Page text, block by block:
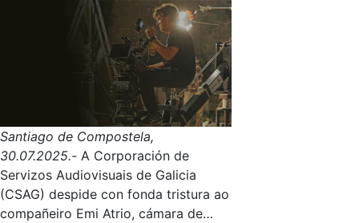
celebra a súa décimo terceira edición
co choque Dépor Abanca-Sporting
Braga. Será o sábado 9 ás 17:00
Santiago de Compostela,
30.07.2025.- A Corporación de
Servizos Audiovisuais de Galicia
(CSAG) despide con fonda tristura ao
compañeiro Emi Atrio, cámara de